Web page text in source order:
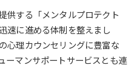
供する「メンタルプロテクト
速に進める体制を整えまし
心理カウンセリングに豊富な
ーマンサポートサービスとも連